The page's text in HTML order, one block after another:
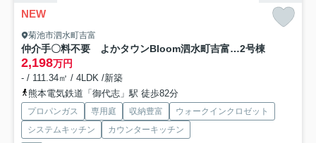
NEW
菊池市泗水町吉富
仲介手〇料不要 よかタウンBloom泗水町吉富4期【泗水小・泗水中】2号棟
2,198万円
- / 111.34㎡ / 4LDK /新築
熊本電気鉄道「御代志」駅 徒歩82分
プロパンガス 専用庭 収納豊富
ウォークインクロゼット
システムキッチン
カウンターキッチン